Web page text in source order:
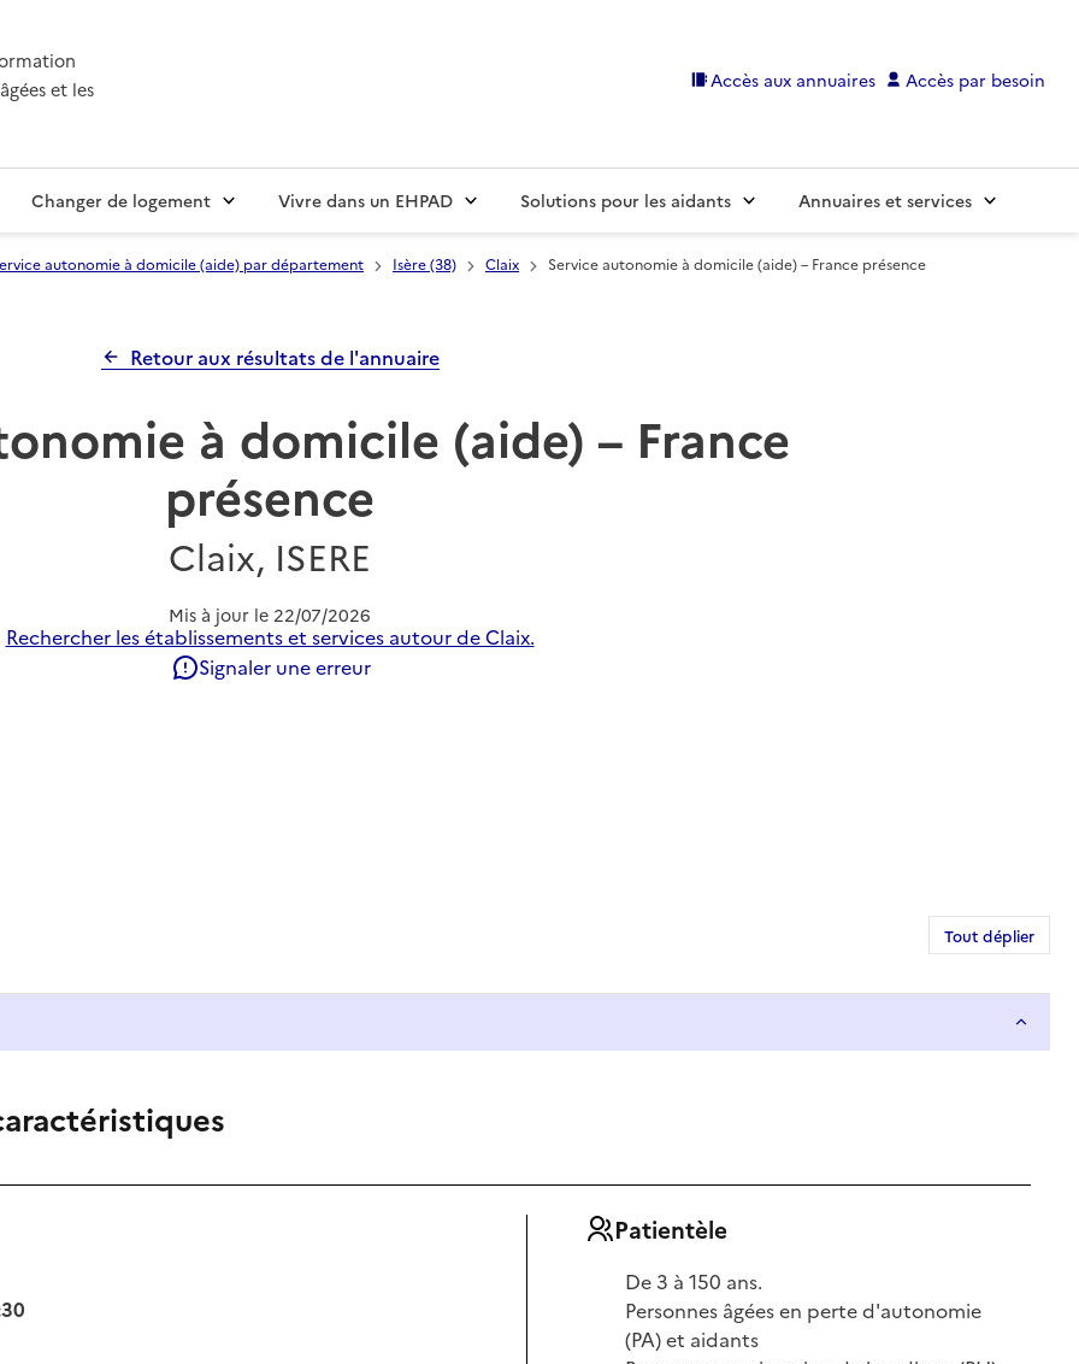
et les
Accès aux annuaires Accès par besoin
Changer de logement Vivre dans un EHPAD Solutions pour les aidants Annuaires et services
autonomie à domicile (aide) par département Isère (38) Claix Service autonomie à domicile (aide) – France présence
Retour aux résultats de l'annuaire
à domicile (aide) – France
présence
Claix, ISERE
Mis à jour le 22/07/2026
Rechercher les établissements et services autour de Claix.
Signaler une erreur
Tout déplier
Patientèle
De 3 à 150 ans.
Personnes âgées en perte d'autonomie
(PA) et aidants